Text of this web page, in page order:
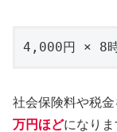
4,000円 × 8
社会保険料や税
万円ほどになりま